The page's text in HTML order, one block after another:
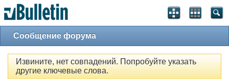
Сообщение форума
Извините, нет совпадений. Попробуйте указать
другие ключевые слова.